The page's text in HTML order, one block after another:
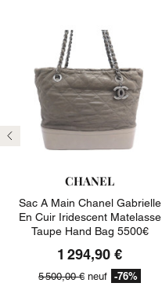
Précédent
CHANEL
Sac A Main Chanel Gabrielle
En Cuir Iridescent Matelasse
Taupe Hand Bag 5500€
1 294,90 €
5 500,00 € neuf -76%